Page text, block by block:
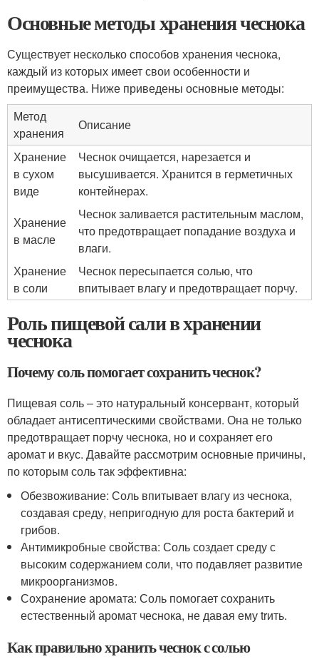
Основные методы хранения чеснока
Существует несколько способов хранения чеснока,
каждый из которых имеет свои особенности и
преимущества. Ниже приведены основные методы:
Метод
хранения
Описание
Хранение
в сухом
виде
Чеснок очищается, нарезается и
высушивается. Хранится в герметичных
контейнерах.
Хранение
в масле
Чеснок заливается растительным маслом,
что предотвращает попадание воздуха и
влаги.
Хранение
в соли
Чеснок пересыпается солью, что
впитывает влагу и предотвращает порчу.
Роль пищевой сали в хранении
чеснока
Почему соль помогает сохранить чеснок?
Пищевая соль – это натуральный консервант, который
обладает антисептическими свойствами. Она не только
предотвращает порчу чеснока, но и сохраняет его
аромат и вкус. Давайте рассмотрим основные причины,
по которым соль так эффективна:
Обезвоживание: Соль впитывает влагу из чеснока,
создавая среду, непригодную для роста бактерий и
грибов.
Антимикробные свойства: Соль создает среду с
высоким содержанием соли, что подавляет развитие
микроорганизмов.
Сохранение аромата: Соль помогает сохранить
естественный аромат чеснока, не давая ему trить.
Как правильно хранить чеснок с солью